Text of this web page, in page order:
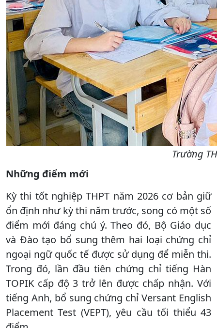
Trường
Những điểm mới
Kỳ thi tốt nghiệp THPT năm 2026 cơ bản giữ
ổn định như kỳ thi năm trước, song có một số
điểm mới đáng chú ý. Theo đó, Bộ Giáo dục
và Đào tạo bổ sung thêm hai loại chứng chỉ
ngoại ngữ quốc tế được sử dụng để miễn thi.
Trong đó, lần đầu tiên chứng chỉ tiếng Hàn
TOPIK cấp độ 3 trở lên được chấp nhận. Với
tiếng Anh, bổ sung chứng chỉ Versant English
Placement Test (VEPT), yêu cầu tối thiểu 43